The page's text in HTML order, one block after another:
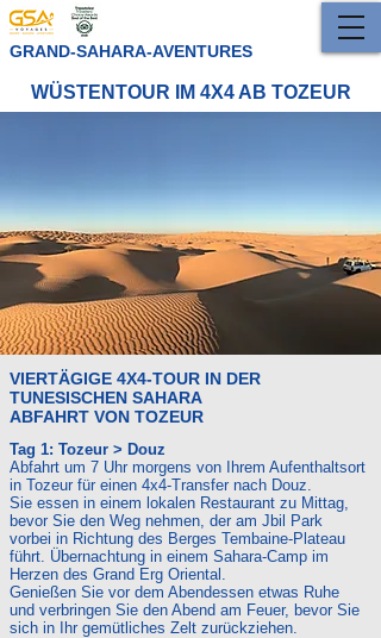
GRAND-SAHARA-AVENTURES
WÜSTENTOUR IM 4X4 AB TOZEUR
VIERTÄGIGE 4X4-TOUR IN DER
TUNESISCHEN SAHARA
ABFAHRT VON TOZEUR
Tag 1: Tozeur > Douz
Abfahrt um 7 Uhr morgens von Ihrem Aufenthaltsort
in Tozeur für einen 4x4-Transfer nach Douz.
Sie essen in einem lokalen Restaurant zu Mittag,
bevor Sie den Weg nehmen, der am Jbil Park
vorbei in Richtung des Berges Tembaine-Plateau
führt. Übernachtung in einem Sahara-Camp im
Herzen des Grand Erg Oriental.
Genießen Sie vor dem Abendessen etwas Ruhe
und verbringen Sie den Abend am Feuer, bevor Sie
sich in Ihr gemütliches Zelt zurückziehen.